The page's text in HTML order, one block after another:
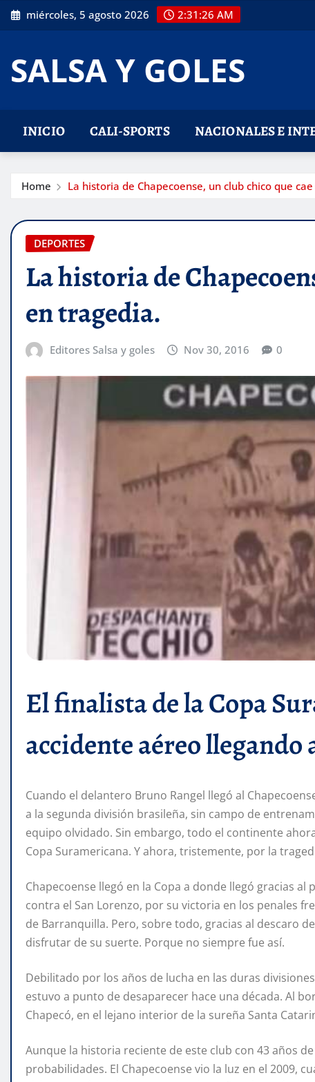
Skip
to
miércoles, 5 agosto 2026 2:31:27 AM
SALSA Y GOLES
INICIO CALI-SPORTS NACIONALES E
Home La historia de Chapecoense, un club chico que
DEPORTES
La historia de
en tragedia.
Editores Salsa y goles Nov 30, 2016 0
El finalista de la Copa
accidente aéreo llegando
Cuando el delantero Bruno Rangel llegó al
a la segunda división brasileña, sin campo de
equipo olvidado. Sin embargo, todo el continente
Copa Suramericana. Y ahora, tristemente, por la
Chapecoense llegó en la Copa a donde llegó gracias
contra el San Lorenzo, por su victoria en los penales
de Barranquilla. Pero, sobre todo, gracias al descaro
disfrutar de su suerte. Porque no siempre fue así.
Debilitado por los años de lucha en las duras
estuvo a punto de desaparecer hace una década. Al
Chapecó, en el lejano interior de la sureña Santa
Aunque la historia reciente de este club con 43 años
probabilidades. El Chapecoense vio la luz en el 2009,